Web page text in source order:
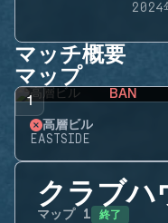
2024
マッチ概要
マップ
1 BAN
高層ビル
EASTSIDE
クラブハ
マップ 1 終了